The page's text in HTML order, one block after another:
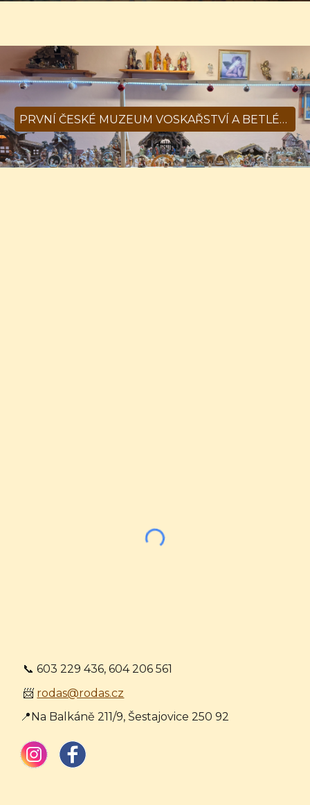
PRVNÍ ČESKÉ MUZEUM VOSKAŘSTVÍ A BETLÉMŮ. Šestajovice
📞 603 229 436, 604 206 561
📨 rodas@rodas.cz
📍Na Balkáně 211/9, Šestajovice 250 92